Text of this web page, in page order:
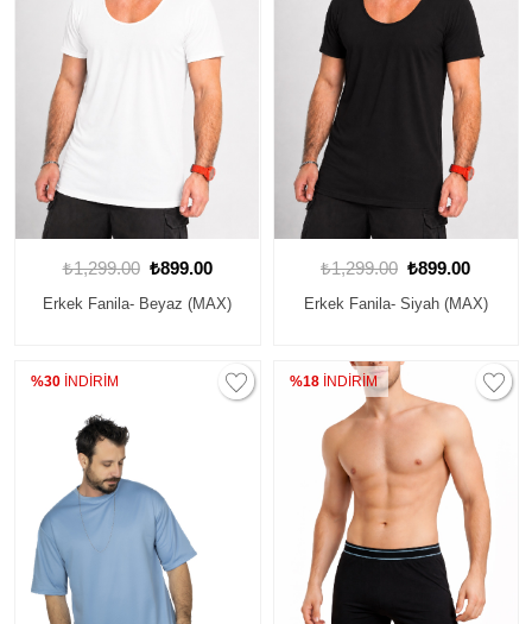
₺1,299.00 ₺899.00
Erkek Fanila- Beyaz (MAX)
₺1,299.00 ₺899.00
Erkek Fanila- Siyah (MAX)
%30 İNDİRİM %18İNDİRİM